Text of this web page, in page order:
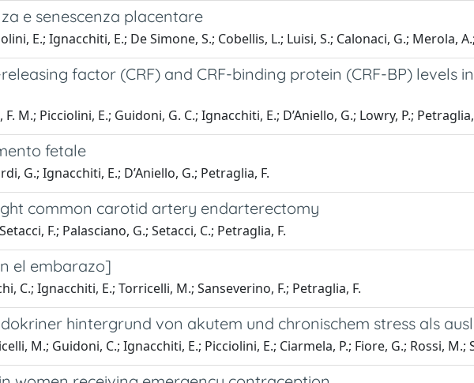
e senescenza placentare
E.; Ignacchiti, E.; De Simone, S.; Cobellis, L.; Luisi, S.; Calonaci, G.; Merola,
factor (CRF) and CRF-binding protein (CRF-BP) levels
M.; Picciolini, E.; Guidoni, G. C.; Ignacchiti, E.; D’Aniello, G.; Lowry, P.; Petraglia,
fetale
G.; Ignacchiti, E.; D’Aniello, G.; Petraglia, F.
common carotid artery endarterectomy
F.; Palasciano, G.; Setacci, C.; Petraglia, F.
el embarazo]
C.; Ignacchiti, E.; Torricelli, M.; Sanseverino, F.; Petraglia, F.
hintergrund von akutem und chronischem stress als
M.; Guidoni, C.; Ignacchiti, E.; Picciolini, E.; Ciarmela, P.; Fiore, G.; Rossi, M.;